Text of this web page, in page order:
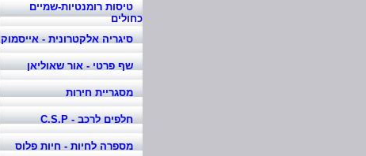
טיסות רומנטיות-שמיים
כחולים
סיגריה אלקטרונית - אייסמוק
שף פרטי - אור שאוליאן
מסגריית חירות
חלפים לרכב - C.S.P
מספרה לחיות - חיות פלוס